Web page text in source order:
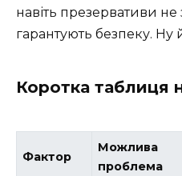
навіть презервативи
гарантують безпеку. Ну
Коротка таблиця
Фактор
Можлива
проблема